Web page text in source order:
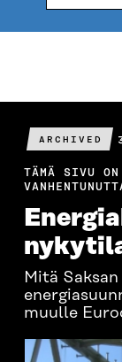
ARCHIVED
TÄMÄ SIVU
Mitä
muulle